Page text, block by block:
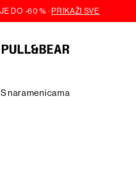
S naramenicama